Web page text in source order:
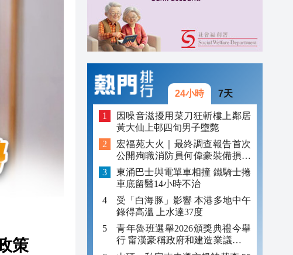
策
24小時 7天
因噪音滋擾用菜刀狂斬樓上鄰居
黃大仙上邨四旬男子墮斃
宏福苑大火｜最終調查報告首次
公開殉職消防員何偉豪裝備損毀
照片
東涌巴士與電單車相撞 鐵騎士捲
車底留醫14小時不治
受「白海豚」影響 本港多地中午
錄得高溫 上水達37度
青年魯班選舉2026頒獎典禮今舉
行 甯漢豪稱政府和建造業議會做
好培訓工作